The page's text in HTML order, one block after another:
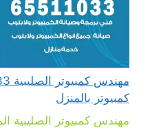
كمبيوتر بالمنزل
مهندس كمبيوتر الصليبية